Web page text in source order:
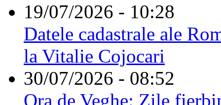
19/07/2026 - 10:28
Datele cadastrale ale
la Vitalie Cojocari
30/07/2026 - 08:52
Ora de Veghe: Zile